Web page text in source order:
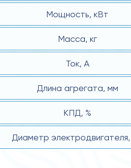
Мощность, кВт
Масса, кг
Ток, А
Длина агрегата, мм
КПД, %
Диаметр